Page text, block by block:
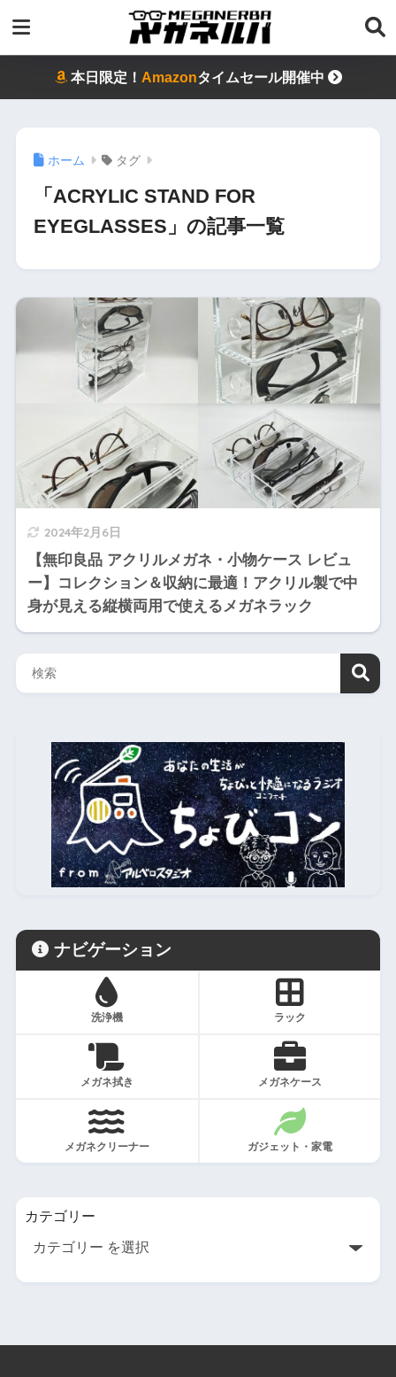
本日限定！ Amazonタイムセール開催中
ホーム タグ
「ACRYLIC STAND FOR
EYEGLASSES」の記事一覧
2024年2月6日
【無印良品 アクリルメガネ・小物ケース レビュ
ー】コレクション＆収納に最適！アクリル製で中
身が見える縦横両用で使えるメガネラック
ナビゲーション
洗浄機 ラック
メガネ拭き メガネケース
メガネクリーナー ガジェット・家電
カテゴリー